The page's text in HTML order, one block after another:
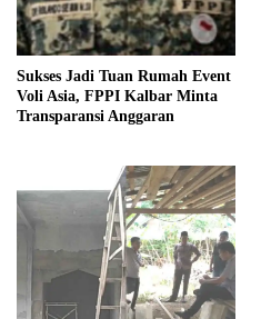
Sukses Jadi Tuan Rumah Event
Voli Asia, FPPI Kalbar Minta
Transparansi Anggaran